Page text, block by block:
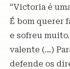
“Victoria é
É bom querer
e sofreu
valente (…)
defende os